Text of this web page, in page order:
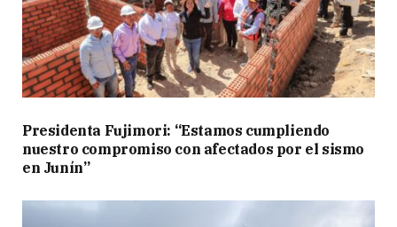
Presidenta Fujimori: “Estamos cumpliendo
nuestro compromiso con afectados por el sismo
en Junín”